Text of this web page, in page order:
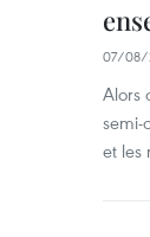
07/08/
Alors
semi-
et les